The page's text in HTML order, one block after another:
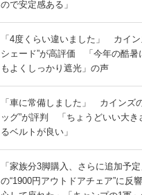
ので安定感ある」
「4度くらい違いました」 カイ
シェード”が高評価 「今年の酷暑
もよくしっかり遮光」の声
「車に常備しました」 カインズ
ッグ”が評判 「ちょうどいい大き
るベルトが良い」
「家族分3脚購入、さらに追加予
の“1900円アウトドアチェア”に